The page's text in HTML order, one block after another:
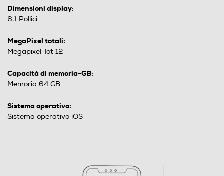
Dimensioni display:
6,1 Pollici
MegaPixel totali:
Megapixel Tot 12
Capacità di memoria-GB:
Memoria 64 GB
Sistema operativo:
Sistema operativo iOS